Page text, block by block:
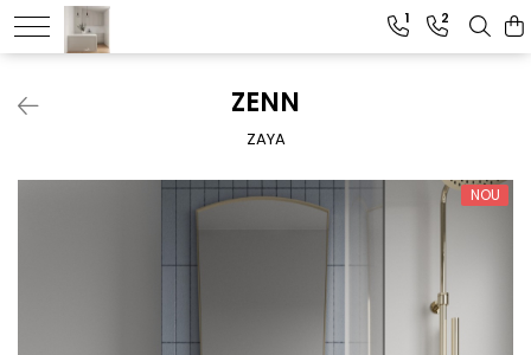
1 2
ZENN
ZAYA
NOU